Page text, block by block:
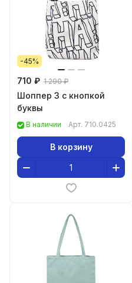
-45%
710 ₽ 1 290 ₽
Шоппер 3 с кнопкой
буквы
В наличии Арт. 710.0425
В корзину